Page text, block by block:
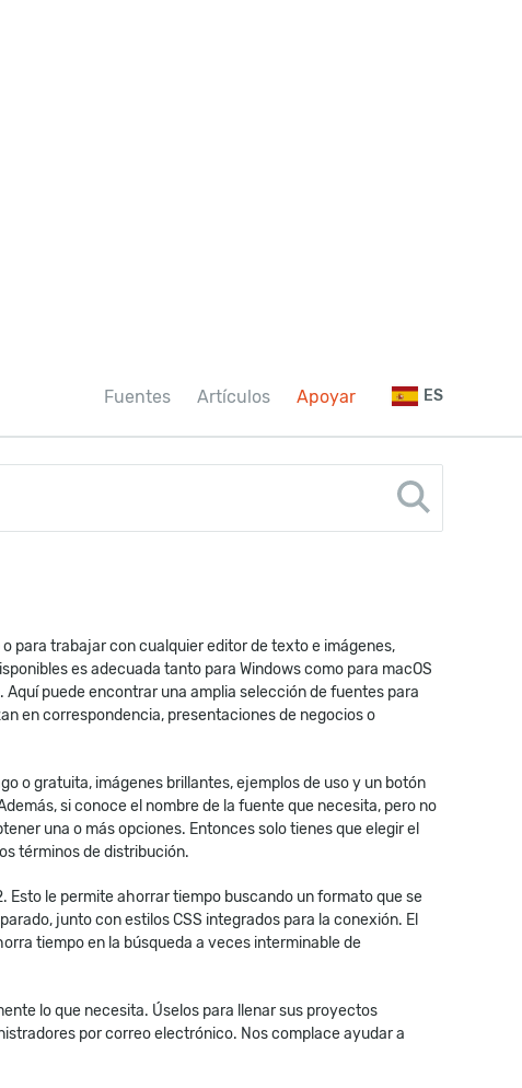
Fuentes Artículos Apoyar ES
para trabajar con cualquier editor de texto e imágenes,
es adecuada tanto para Windows como para macOS
puede encontrar una amplia selección de fuentes para
en correspondencia, presentaciones de negocios o
o gratuita, imágenes brillantes, ejemplos de uso y un botón
si conoce el nombre de la fuente que necesita, pero no
una o más opciones. Entonces solo tienes que elegir el
términos de distribución.
Esto le permite ahorrar tiempo buscando un formato que se
junto con estilos CSS integrados para la conexión. El
tiempo en la búsqueda a veces interminable de
lo que necesita. Úselos para llenar sus proyectos
por correo electrónico. Nos complace ayudar a